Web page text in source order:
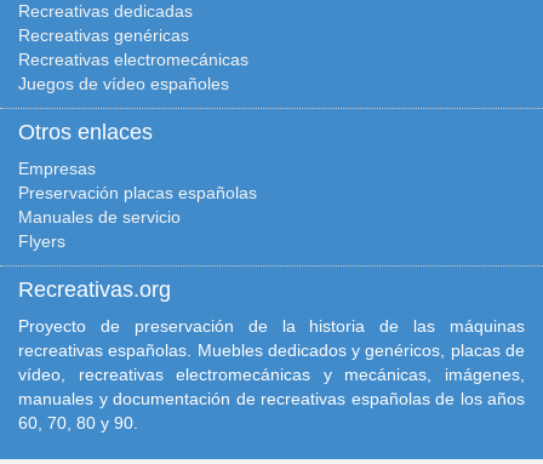
Recreativas dedicadas
Recreativas genéricas
Recreativas electromecánicas
Juegos de vídeo españoles
Otros enlaces
Empresas
Preservación placas españolas
Manuales de servicio
Flyers
Recreativas.org
Proyecto de preservación de la historia de las máquinas
recreativas españolas. Muebles dedicados y genéricos, placas de
vídeo, recreativas electromecánicas y mecánicas, imágenes,
manuales y documentación de recreativas españolas de los años
60, 70, 80 y 90.